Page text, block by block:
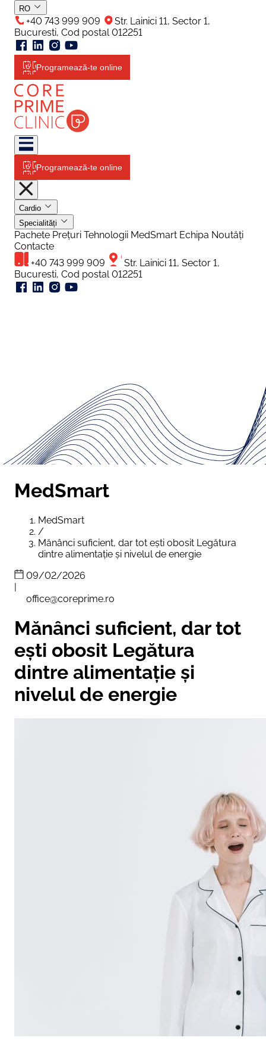
RO
+40 743 999 909
Str. Lainici 11, Sector 1,
Bucuresti, Cod postal 012251
Programează-te online
Programează-te online
Cardio
Specialități
Pachete Prețuri Tehnologii MedSmart Echipa Noutăți
Contacte
+40 743 999 909
Str. Lainici 11, Sector 1,
Bucuresti, Cod postal 012251
MedSmart
MedSmart
/
Mănânci suficient, dar tot ești obosit Legătura
dintre alimentație și nivelul de energie
09/02/2026
|
office@coreprime.ro
Mănânci suficient, dar tot
ești obosit Legătura
dintre alimentație și
nivelul de energie